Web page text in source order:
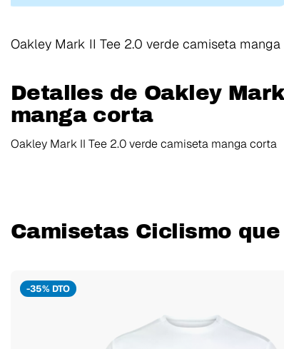
Oakley Mark II Tee 2.0 verde camiseta
Detalles de Oakley
manga corta
Oakley Mark II Tee 2.0 verde camiseta manga corta
Camisetas Ciclismo
-35% DTO